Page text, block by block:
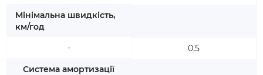
Мінімальна швидкість,
км/год
-
Система амортизації
0,5